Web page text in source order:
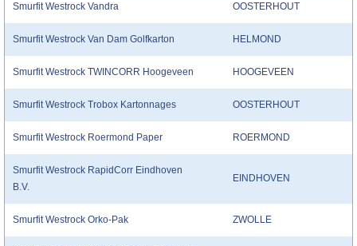
Smurfit Westrock Vandra OOSTERHOUT
Smurfit Westrock Van Dam Golfkarton HELMOND
Smurfit Westrock TWINCORR Hoogeveen HOOGEVEEN
Smurfit Westrock Trobox Kartonnages OOSTERHOUT
Smurfit Westrock Roermond Paper ROERMOND
Smurfit Westrock RapidCorr Eindhoven
B.V.
EINDHOVEN
Smurfit Westrock Orko-Pak ZWOLLE